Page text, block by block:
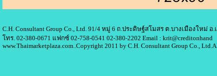
C.H. Consultant Group Co., Ltd. 91/4 หมู่ 6 ถ.ประดิษฐ์สโมสร ต.บางเมืองใหม่ อ
โทร. 02-380-0671 แฟกซ์ 02-758-0541 02-380-2202 Email : krit@creditonhand
www.Thaimarketplaza.com..Copyright 2011 by C.H. Consultant Group Co.,